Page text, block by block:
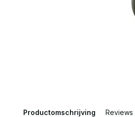
Productomschrijving Reviews